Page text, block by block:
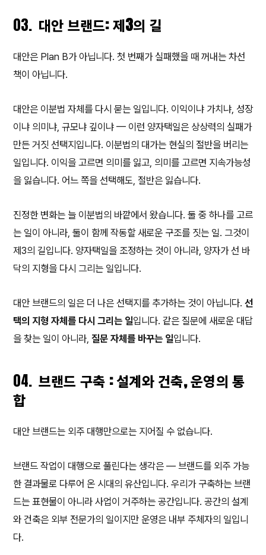
03. 대안 브랜드: 제3의 길
대안은 Plan B가 아닙니다. 첫 번째가 실패했을 때 꺼내는 차선
책이 아닙니다.
대안은 이분법 자체를 다시 묻는 일입니다. 이익이냐 가치냐, 성장
이냐 의미냐, 규모냐 깊이냐 — 이런 양자택일은 상상력의 실패가
만든 거짓 선택지입니다. 이분법의 대가는 현실의 절반을 버리는
일입니다. 이익을 고르면 의미를 잃고, 의미를 고르면 지속가능성
을 잃습니다. 어느 쪽을 선택해도, 절반은 잃습니다.
진정한 변화는 늘 이분법의 바깥에서 왔습니다. 둘 중 하나를 고르
는 일이 아니라, 둘이 함께 작동할 새로운 구조를 짓는 일. 그것이
제3의 길입니다. 양자택일을 조정하는 것이 아니라, 양자가 선 바
닥의 지형을 다시 그리는 일입니다.
대안 브랜드의 일은 더 나은 선택지를 추가하는 것이 아닙니다. 선
택의 지형 자체를 다시 그리는 일입니다. 같은 질문에 새로운 대답
을 찾는 일이 아니라, 질문 자체를 바꾸는 일입니다.
04. 브랜드 구축 : 설계와 건축, 운영의 통
합
대안 브랜드는 외주 대행만으로는 지어질 수 없습니다.
브랜드 작업이 대행으로 풀린다는 생각은 — 브랜드를 외주 가능
한 결과물로 다루어 온 시대의 유산입니다. 우리가 구축하는 브랜
드는 표현물이 아니라 사업이 거주하는 공간입니다. 공간의 설계
와 건축은 외부 전문가의 일이지만 운영은 내부 주체자의 일입니
다.